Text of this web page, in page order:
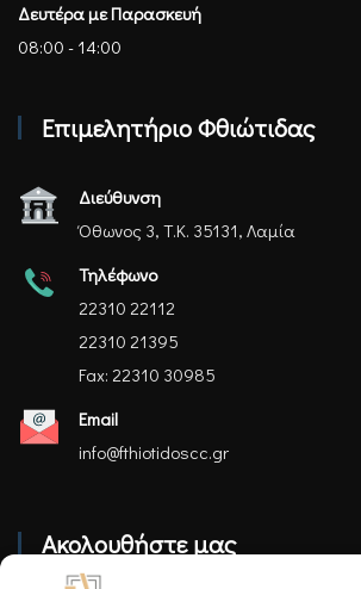
Δευτέρα με Παρασκευή
08:00 - 14:00
Επιμελητήριο Φθιώτιδας
Διεύθυνση
Όθωνος 3, Τ.Κ. 35131, Λαμία
Τηλέφωνο
22310 22112
22310 21395
Fax: 22310 30985
Email
info@fthiotidoscc.gr
Ακολουθήστε μας